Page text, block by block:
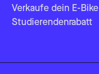
Verkaufe dein E-Bike
Studierendenrabatt